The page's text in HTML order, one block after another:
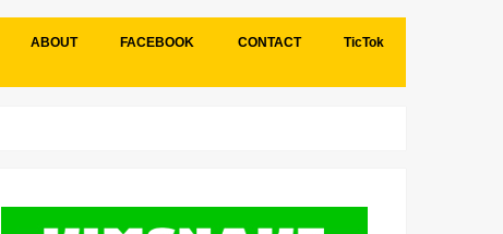
ABOUT FACEBOOK CONTACT TicTok